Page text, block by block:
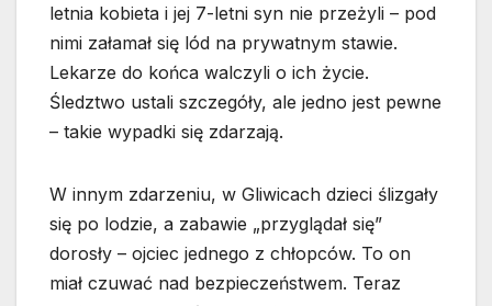
letnia kobieta i jej 7-letni syn nie przeżyli – pod
nimi załamał się lód na prywatnym stawie.
Lekarze do końca walczyli o ich życie.
Śledztwo ustali szczegóły, ale jedno jest pewne
– takie wypadki się zdarzają.
W innym zdarzeniu, w Gliwicach dzieci ślizgały
się po lodzie, a zabawie „przyglądał się”
dorosły – ojciec jednego z chłopców. To on
miał czuwać nad bezpieczeństwem. Teraz